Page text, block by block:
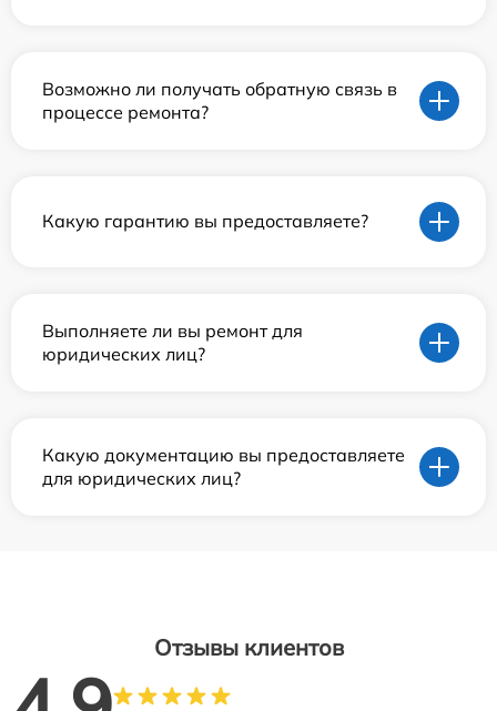
Возможно ли получать обратную связь в
процессе ремонта?
Какую гарантию вы предоставляете?
Выполняете ли вы ремонт для
юридических лиц?
Какую документацию вы предоставляете
для юридических лиц?
Отзывы клиентов